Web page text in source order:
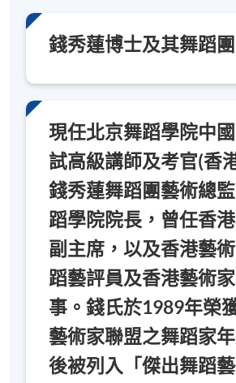
錢秀蓮博士及其舞蹈
現任北京舞蹈學院中
試高級講師及考官(香
錢秀蓮舞蹈團藝術總
蹈學院院長，曾任香
副主席，以及香港藝
蹈藝評員及香港藝術
事。錢氏於1989年榮
藝術家聯盟之舞蹈家
後被列入「傑出舞蹈